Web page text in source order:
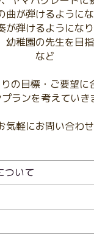
曲が弾けるように
が弾けるようにな
幼稚園の先生を目
など
の目標・ご要望に
プランを考えてい
気軽にお問い合わせ
ついて